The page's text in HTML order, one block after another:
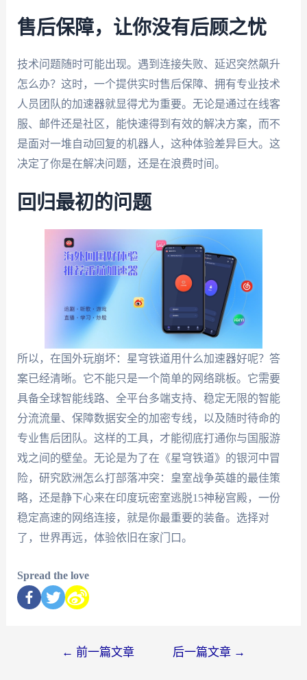
售后保障，让你没有后顾之忧
技术问题随时可能出现。遇到连接失败、延迟突然飙升
怎么办？这时，一个提供实时售后保障、拥有专业技术
人员团队的加速器就显得尤为重要。无论是通过在线客
服、邮件还是社区，能快速得到有效的解决方案，而不
是面对一堆自动回复的机器人，这种体验差异巨大。这
决定了你是在解决问题，还是在浪费时间。
回归最初的问题
所以，在国外玩崩坏：星穹铁道用什么加速器好呢？答
案已经清晰。它不能只是一个简单的网络跳板。它需要
具备全球智能线路、全平台多端支持、稳定无限的智能
分流流量、保障数据安全的加密专线，以及随时待命的
专业售后团队。这样的工具，才能彻底打通你与国服游
戏之间的壁垒。无论是为了在《星穹铁道》的银河中冒
险，研究欧洲怎么打部落冲突：皇室战争英雄的最佳策
略，还是静下心来在印度玩密室逃脱15神秘宫殿，一份
稳定高速的网络连接，就是你最重要的装备。选择对
了，世界再远，体验依旧在家门口。
Spread the love
← 前一篇文章 后一篇文章 →